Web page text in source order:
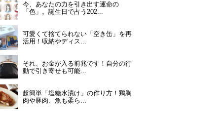
今、あなたの力を引き出す運命の
「色」。誕生日で占う202...
可愛くて捨てられない「空き缶」を再
活用！収納やディス...
それ、お金が入る前兆です！自分の行
動で引き寄せも可能...
超簡単「塩糖水漬け」の作り方！鶏胸
肉や豚肉、魚も柔ら...